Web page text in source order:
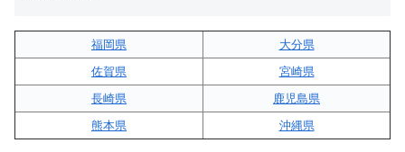
福岡県
大分県
佐賀県
宮崎県
長崎県
鹿児島県
熊本県
沖縄県